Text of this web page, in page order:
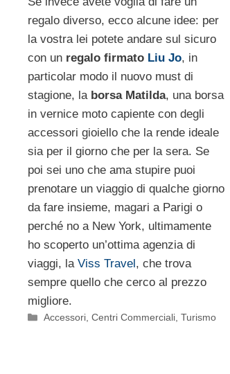
regalo diverso, ecco alcune idee: per
la vostra lei potete andare sul sicuro
con un regalo firmato Liu Jo, in
particolar modo il nuovo must di
stagione, la borsa Matilda, una borsa
in vernice moto capiente con degli
accessori gioiello che la rende ideale
sia per il giorno che per la sera. Se
poi sei uno che ama stupire puoi
prenotare un viaggio di qualche giorno
da fare insieme, magari a Parigi o
perché no a New York, ultimamente
ho scoperto un’ottima agenzia di
viaggi, laViss Travel , che trova
sempre quello che cerco al prezzo
migliore.
Categorie
Accessori,Centri Commerciali,Turismo